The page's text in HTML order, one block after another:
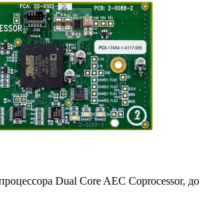
Dual Core AEC Coprocessor,